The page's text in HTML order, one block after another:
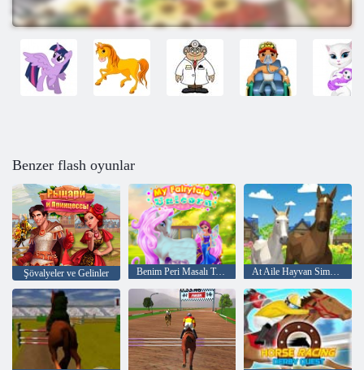
Benzer flash oyunlar
Şövalyeler ve Gelinler Benim Peri Masalı Tekboynuz At Aile Hayvan Simülatörü 3D